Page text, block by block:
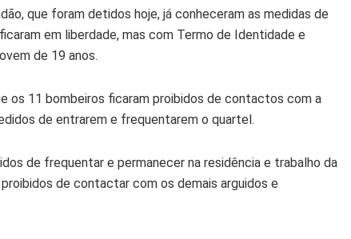
que foram detidos hoje, já conheceram as medidas de
em liberdade, mas com Termo de Identidade e
de 19 anos.
os 11 bombeiros ficaram proibidos de contactos com a
de entrarem e frequentarem o quartel.
de frequentar e permanecer na residência e trabalho da
de contactar com os demais arguidos e